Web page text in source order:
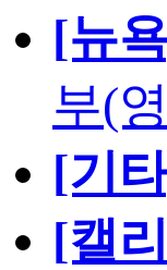
[뉴
부(
[기
[캘